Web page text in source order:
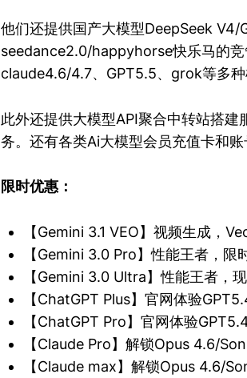
他们还提供国产大模型DeepSeek V4/
seedance2.0/happyhorse快乐马的竞
claude4.6/4.7、GPT5.5、grok等多种
此外还提供大模型API聚合中转站搭
务。还有各类Ai大模型会员充值卡和账
限时优惠：
【Gemini 3.1 VEO】视频生成，
【Gemini 3.0 Pro】性能王者，限
【Gemini 3.0 Ultra】性能王者，
【ChatGPT Plus】官网体验
【ChatGPT Pro】官网体验
【Claude Pro】解锁Opus 4.6/
【Claude max】解锁Opus 4.6/